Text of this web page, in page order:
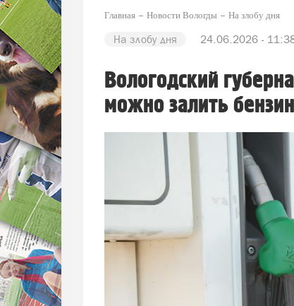
Главная Новости Вологды На злобу дня
На злобу дня 24.06.2026 -
Вологодский
можно залить